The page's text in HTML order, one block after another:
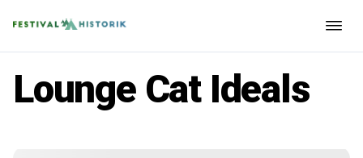
Lounge Cat Ideals